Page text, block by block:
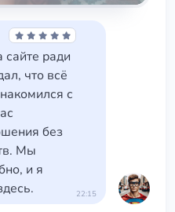
сайте ради
что всё
с
без
Мы
и я
22:15